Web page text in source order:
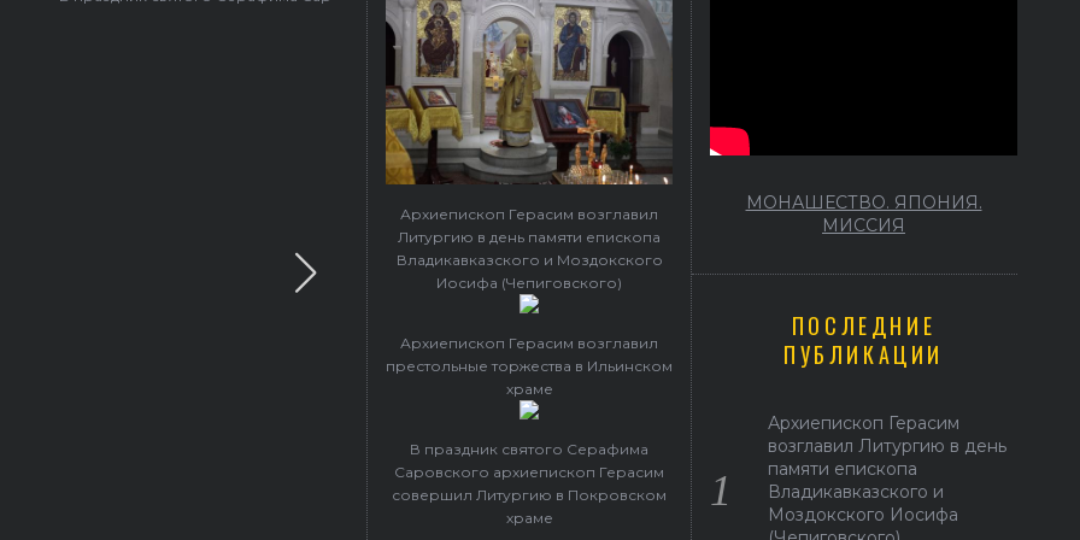
Архиепископ Герасим возглавил
Литургию в день памяти епископа
Владикавказского и Моздокского
Иосифа (Чепиговского)
Архиепископ Герасим возглавил
престольные торжества в Ильинском
храме
В праздник святого Серафима
Саровского архиепископ Герасим
совершил Литургию в Покровском
храме
МОНАШЕСТВО. ЯПОНИЯ.
МИССИЯ
ПОСЛЕДНИЕ
ПУБЛИКАЦИИ
Архиепископ Герасим
возглавил Литургию в день
памяти епископа
Владикавказского и
Моздокского Иосифа